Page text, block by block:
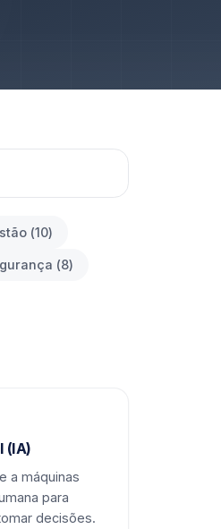
(10)
(8)
(IA)
a máquinas
para
decisões.